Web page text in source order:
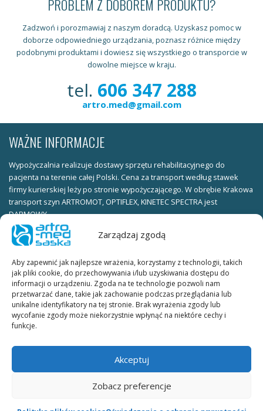
Zarządzaj zgodą
Aby zapewnić jak najlepsze wrażenia, korzystamy z technologii, takich
jak pliki cookie, do przechowywania i/lub uzyskiwania dostępu do
informacji o urządzeniu. Zgoda na te technologie pozwoli nam
przetwarzać dane, takie jak zachowanie podczas przeglądania lub
unikalne identyfikatory na tej stronie. Brak wyrażenia zgody lub
wycofanie zgody może niekorzystnie wpłynąć na niektóre cechy i
funkcje.
Akceptuj
Zobacz preferencje
PROBLEM Z DOBOREM PRODUKTU?
Zadzwoń i porozmawiaj z naszym doradcą. Uzyskasz pomoc w
doborze odpowiedniego urządzania, poznasz różnice między
podobnymi produktami i dowiesz się wszystkiego o transporcie w
dowolne miejsce w kraju.
tel. 606 347 288
artro.med@gmail.com
WAŻNE INFORMACJE
Wypożyczalnia realizuje dostawy sprzętu rehabilitacyjnego do
pacjenta na terenie całej Polski. Cena za transport według stawek
firmy kurierskiej leży po stronie wypożyczającego. W obrębie Krakowa
transport szyn ARTROMOT, OPTIFLEX, KINETEC SPECTRA jest
DARMOWY.
Warunki wypożyczania:
numer telefonu KUBE_FAX lub skan dowodu osobistego (obie strony)
należy wysłać na adres e-mail.
W celu ustalenia terminu wypożyczenia prosimy o kontakt
telefoniczny lub mailowy.
umowę wypożyczania szyn w dwóch egzemplarzach do podpisania
dostarcza firma kurierska wraz ze sprzętem.
Cennik wypożyczania szyn ARTROMOT, OPTIFLEX, KINETEC SPECTRA: